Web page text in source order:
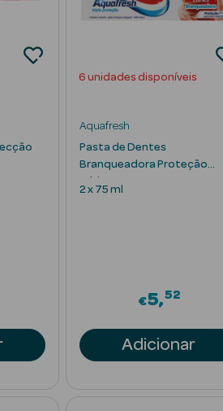
6 unidades disponíveis
Aquafresh
Pasta de Dentes
Branqueadora Proteção
Cáries
2 x 75 ml
€5 52
Adicionar